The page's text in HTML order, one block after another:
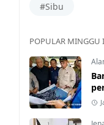
#Sibu
POPULAR MINGGU